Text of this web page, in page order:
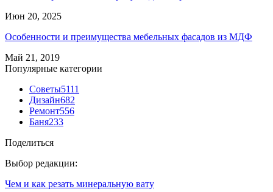
Июн 20, 2025
Особенности и преимущества мебельных фасадов из МДФ
Май 21, 2019
Популярные категории
Советы5111
Дизайн682
Ремонт556
Баня233
Поделиться
Выбор редакции:
Чем и как резать минеральную вату